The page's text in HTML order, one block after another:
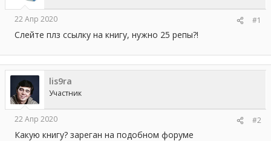
ы
а
22 Апр 2020 #1
Слейте плз ссылку на книгу, нужно 25 репы?!
lis9ra
Участник
22 Апр 2020 #2
Какую книгу? зареган на подобном форуме